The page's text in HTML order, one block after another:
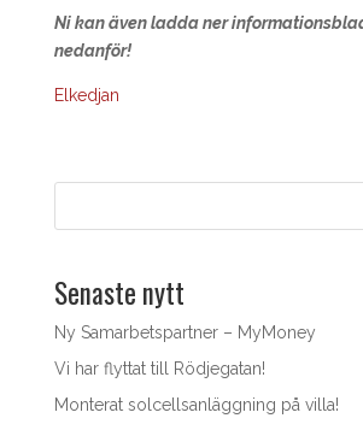
Ni kan även ladda ner
nedanför!
Elkedjan
Senaste nytt
Ny Samarbetspartner – MyMoney
Vi har flyttat till Rödjegatan!
Monterat solcellsanläggning på villa!